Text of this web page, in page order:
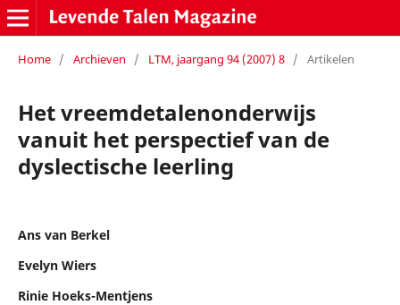
Home / Archieven / LTM, jaargang 94 (2007) 8 / Artikelen
Het vreemdetalenonderwijs
vanuit het perspectief van de
dyslectische leerling
Ans van Berkel
Evelyn Wiers
Rinie Hoeks-Mentjens